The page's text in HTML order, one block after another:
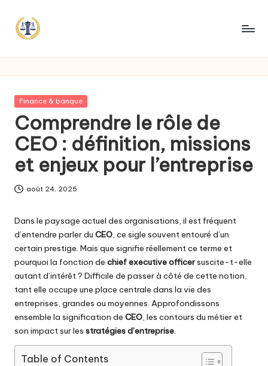
Posted
Finance & banque
Comprendre le rôle de
CEO : définition, missions
et enjeux pour l’entreprise
août 24, 2025
Dans le paysage actuel des organisations, il est fréquent
d’entendre parler du CEO, ce sigle souvent entouré d’un
certain prestige. Mais que signifie réellement ce terme et
pourquoi la fonction de chief executive officersuscite-t-elle
autant d’intérêt ? Difficile de passer à côté de cette notion,
tant elle occupe une place centrale dans la vie des
entreprises, grandes ou moyennes. Approfondissons
ensemble la signification de CEO, les contours du métier et
son impact sur les stratégies d’entreprise.
Table of Contents